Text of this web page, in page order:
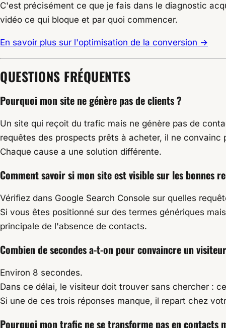
C'est précisément ce que je fais dans le diagnostic
vidéo ce qui bloque et par quoi commencer.
En savoir plus sur l'optimisation de la conversion →
QUESTIONS FRÉQUENTES
Pourquoi mon site ne génère pas de clients ?
Un site qui reçoit du trafic mais ne génère pas de
requêtes des prospects prêts à acheter, il ne
Chaque cause a une solution différente.
Comment savoir si mon site est visible sur les bonnes
Vérifiez dans Google Search Console sur quelles
Si vous êtes positionné sur des termes génériques
principale de l'absence de contacts.
Combien de secondes a-t-on pour convaincre un
Environ 8 secondes.
Dans ce délai, le visiteur doit trouver sans chercher :
Si une de ces trois réponses manque, il repart chez
Pourquoi mon trafic ne se transforme pas en contacts